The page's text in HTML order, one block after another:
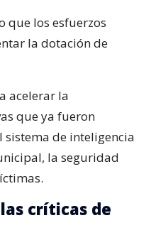
que los esfuerzos
la dotación de
acelerar la
que ya fueron
de inteligencia
la seguridad
críticas de